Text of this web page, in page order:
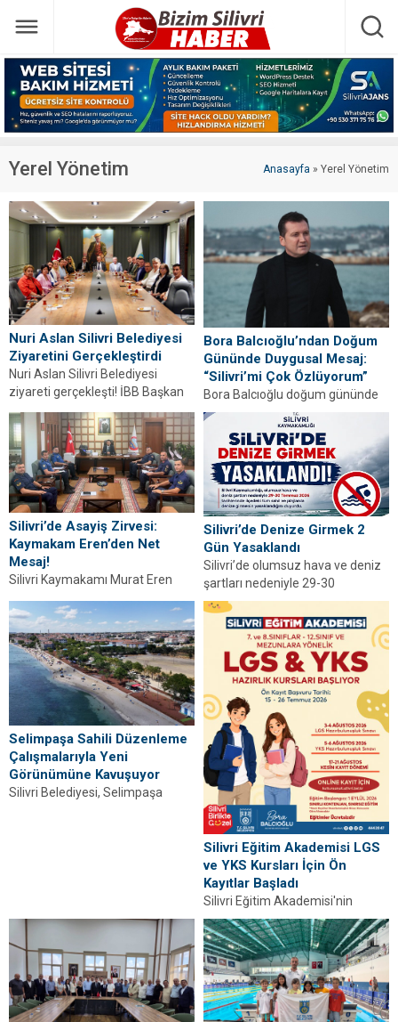
Yerel Yönetim Anasayfa » Yerel Yönetim
Nuri Aslan Silivri Belediyesi
Ziyaretini Gerçekleştirdi
Nuri Aslan Silivri Belediyesi
ziyareti gerçekleşti! İBB Başkan
Vekili Aslan ve belediye yönetimi
Boğluca Deresi...
Bora Balcıoğlu’ndan Doğum
Gününde Duygusal Mesaj:
“Silivri’mi Çok Özlüyorum”
Bora Balcıoğlu doğum gününde
Silivri’ye duyduğu özlemi anlattı.
“53 gündür sizlerden ayrıyım”
diyen Balcıoğlu, bir...
Silivri’de Asayiş Zirvesi:
Kaymakam Eren’den Net
Mesaj!
Silivri Kaymakamı Murat Eren
toplantısı yapıldı. İlçedeki
güvenlik tedbirleri ve kurumlar
arası...
Silivri’de Denize Girmek 2
Gün Yasaklandı
Silivri’de olumsuz hava ve deniz
şartları nedeniyle 29-30
Temmuz’da tüm sahil ve
plajlarda denize girmek...
Selimpaşa Sahili Düzenleme
Çalışmalarıyla Yeni
Görünümüne Kavuşuyor
Silivri Belediyesi, Selimpaşa
Silivri Eğitim Akademisi LGS
ve YKS Kursları İçin Ön
Kayıtlar Başladı
Silivri Eğitim Akademisi'nin
ücretsiz LGS ve YKS hazırlık
kursları için ön kayıtlar başladı.
Başvuru tarihleri...